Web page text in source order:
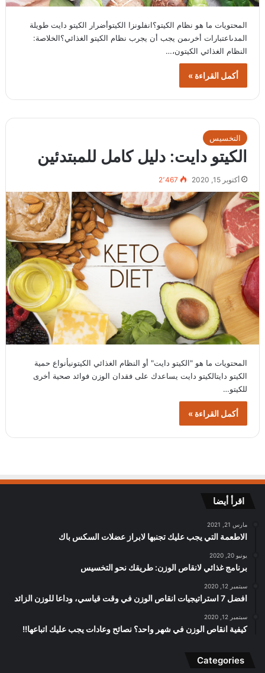
المحتويات ما هو نظام الكيتو؟انفلونزا الكيتوأضرار الكيتو دايت طويلة
المدىاعتبارات أخرىمن يجب أن يجرب نظام الكيتو الغذائي؟الخلاصة:
النظام الغذائي الكيتون،…
أكمل القراءة »
التخسيس
الكيتو دايت: دليل كامل للمبتدئين
أكتوبر 15, 2020 2٬467
المحتويات ما هو "الكيتو دايت" أو النظام الغذائي الكيتونيأنواع حمية
الكيتو دايتالكيتو دايت يساعدك على فقدان الوزن فوائد صحية أخرى
للكيتو…
أكمل القراءة »
اقرأ أيضا
مارس 21, 2021
الاطعمة التي يجب عليك تجنبها لابراز عضلات السكس باك
يونيو 20, 2020
برنامج غذائي لانقاص الوزن: طريقك نحو التخسيس
سبتمبر 12, 2020
افضل 7 استراتيجيات انقاص الوزن في وقت قياسي، وداعا للوزن الزائد
سبتمبر 12, 2020
كيفية انقاص الوزن في شهر واحد؟ نصائح وعادات يجب عليك اتباعها!!
Categories